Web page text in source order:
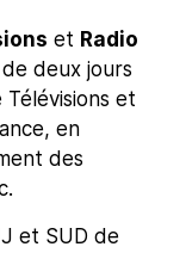
et Radio
deux jours
et
en
des
et SUD de